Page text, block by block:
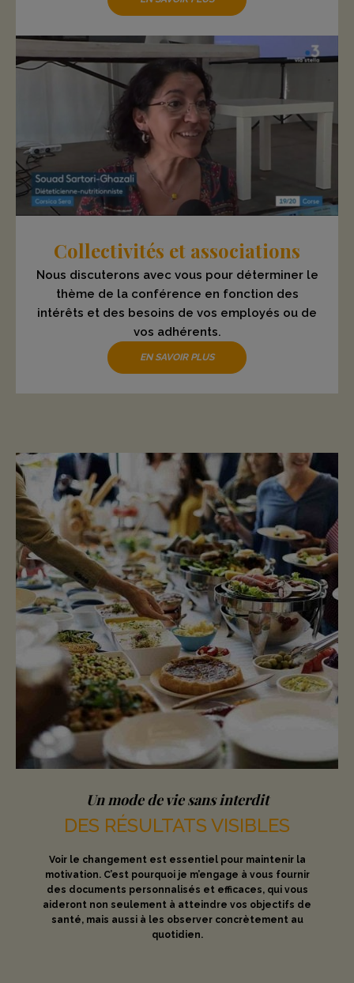
Collectivités et associations
Nous discuterons avec vous pour déterminer le
thème de la conférence en fonction des
intérêts et des besoins de vos employés ou de
vos adhérents.
EN SAVOIR PLUS
Un mode de vie sans interdit
DES RÉSULTATS VISIBLES
Voir le changement est essentiel pour maintenir la
motivation. C’est pourquoi je m’engage à vous fournir
des documents personnalisés et efficaces, qui vous
aideront non seulement à atteindre vos objectifs de
santé, mais aussi à les observer concrètement au
quotidien.